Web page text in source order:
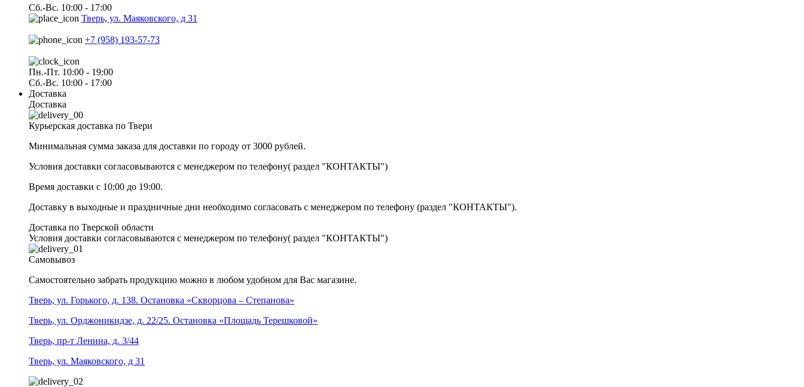
Сб.-Вс. 10:00 - 17:00
Тверь, ул. Маяковского, д 31
+7 (958) 193-57-73
Пн.-Пт. 10:00 - 19:00
Сб.-Вс. 10:00 - 17:00
Доставка
Доставка
Курьерская доставка по Твери
Минимальная сумма заказа для доставки по городу от 3000 рублей.
Условия доставки согласовываются с менеджером по телефону( раздел "КОНТАКТЫ")
Время доставки с 10:00 до 19:00.
Доставку в выходные и праздничные дни необходимо согласовать с менеджером по телефону (раздел "КОНТАКТЫ").
Доставка по Тверской области
Условия доставки согласовываются с менеджером по телефону( раздел "КОНТАКТЫ")
Самовывоз
Самостоятельно забрать продукцию можно в любом удобном для Вас магазине.
Тверь, ул. Горького, д. 138. Остановка «Скворцова – Степанова»
Тверь, ул. Орджоникидзе, д. 22/25. Остановка «Площадь Терешковой»
Тверь, пр-т Ленина, д. 3/44
Тверь, ул. Маяковского, д 31